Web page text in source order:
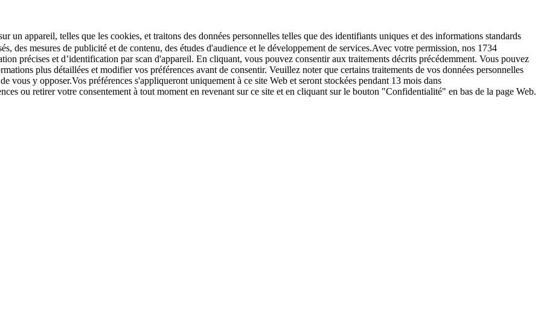
un appareil, telles que les cookies, et traitons des données personnelles telles que des identifiants uniques et des informations standards
des mesures de publicité et de contenu, des études d'audience et le développement de services.Avec votre permission, nos 1734
précises et d’identification par scan d'appareil. En cliquant, vous pouvez consentir aux traitements décrits précédemment. Vous pouvez
plus détaillées et modifier vos préférences avant de consentir. Veuillez noter que certains traitements de vos données personnelles
vous y opposer.Vos préférences s'appliqueront uniquement à ce site Web et seront stockées pendant 13 mois dans
ou retirer votre consentement à tout moment en revenant sur ce site et en cliquant sur le bouton "Confidentialité" en bas de la page Web.